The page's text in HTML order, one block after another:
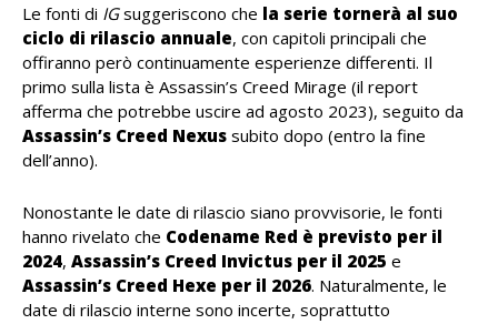
Le fonti di IGsuggeriscono che la serie tornerà al suo
ciclo di rilascio annuale, con capitoli principali che
offiranno però continuamente esperienze differenti. Il
primo sulla lista è Assassin’s Creed Mirage (il report
afferma che potrebbe uscire ad agosto 2023), seguito da
Assassin’s Creed Nexus subito dopo (entro la fine
dell’anno).
Nonostante le date di rilascio siano provvisorie, le fonti
hanno rivelato che Codename Red è previsto per il
2024, Assassin’s Creed Invictus per il 2025 e
Assassin’s Creed Hexe per il 2026. Naturalmente, le
date di rilascio interne sono incerte, soprattutto